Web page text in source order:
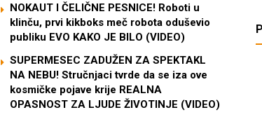
NOKAUT I ČELIČNE PESNICE! Roboti u
klinču, prvi kikboks meč robota oduševio
publiku EVO KAKO JE BILO (VIDEO)
SUPERMESEC ZADUŽEN ZA SPEKTAKL
NA NEBU! Stručnjaci tvrde da se iza ove
kosmičke pojave krije REALNA
OPASNOST ZA LJUDE ŽIVOTINJE (VIDEO)